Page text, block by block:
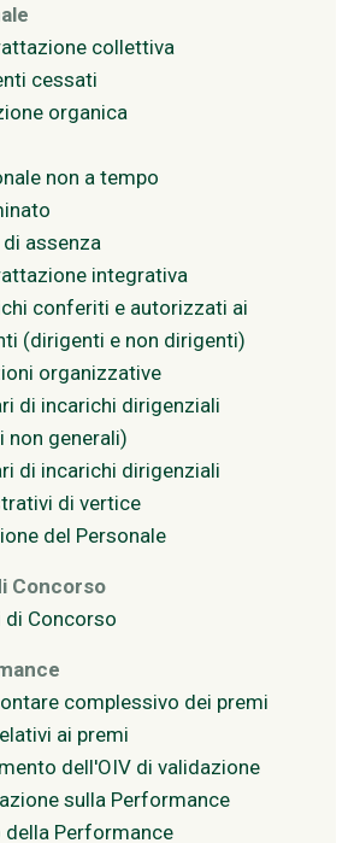
collettiva
cessati
organica
non a tempo
assenza
integrativa
conferiti e autorizzati ai
(dirigenti e non dirigenti)
organizzative
di incarichi dirigenziali
non generali)
di incarichi dirigenziali
di vertice
del Personale
Concorso
di Concorso
complessivo dei premi
ai premi
dell'OIV di validazione
sulla Performance
della Performance